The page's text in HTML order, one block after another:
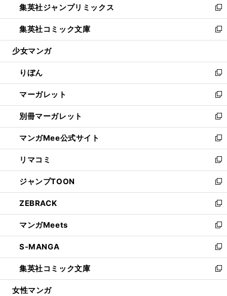
く
で
開
く
ド
ウ
で
開
ィ
ン
ド
ウ
開
く
い
ウ
ィ
ン
ウ
で
開
く
集英社ジャンプリミックス
新
し
い
ウ
ン
ド
ウ
で
開
く
集英社コミック文庫
新
し
ウ
ィ
ン
ド
ウ
で
開
く
少女マンガ
りぼん
新
し
い
ウ
ィ
ン
ド
ウ
で
開
く
マーガレット
新
し
い
ウ
ィ
ン
ド
ウ
で
開
く
別冊マーガレット
新
し
い
ウ
ィ
ン
ド
ウ
で
開
く
マンガMee公式サイト
新
し
い
ウ
ィ
ン
ド
ウ
で
開
く
リマコミ
新
し
い
ウ
ィ
ン
ド
ウ
で
開
く
ジャンプTOON
新
し
い
ウ
ィ
ン
ド
ウ
で
開
ZEBRACK
新
し
い
ウ
ィ
ン
ド
ウ
マンガMeets
新
し
い
ウ
ィ
ン
S-MANGA
新
し
い
ウ
集英社コミック文庫
新
し
女性マンガ